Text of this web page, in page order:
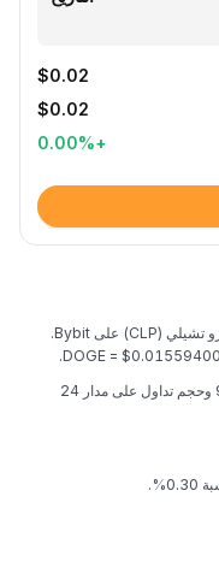
$0.02
$0.02
+
0.00%
Dogecoin هي عملة رقمية يمكن تحويلها إلى بيزو تشيلي (CLP) على Bybit.
Dogecoin لديها قيمة سوقية تبلغ $9.95T CLP وحجم تداول على مدار 24